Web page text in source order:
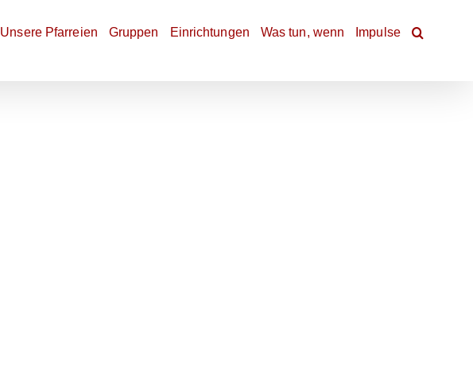
Unsere Pfarreien Gruppen Einrichtungen Was tun, wenn Impulse